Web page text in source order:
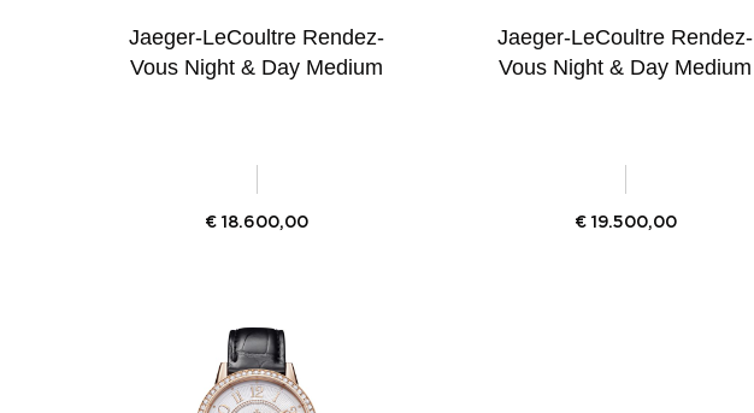
Jaeger-LeCoultre Rendez-
Vous Night & Day Medium
€ 18.600,00
Jaeger-LeCoultre Rendez-
Vous Night & Day Medium
€ 19.500,00